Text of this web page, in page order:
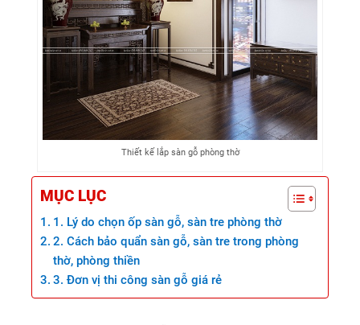
Thiết kế lắp sàn gỗ phòng thờ
MỤC LỤC
1. Lý do chọn ốp sàn gỗ, sàn tre phòng thờ
2. Cách bảo quẩn sàn gỗ, sàn tre trong phòng
thờ, phòng thiền
3. Đơn vị thi công sàn gỗ giá rẻ